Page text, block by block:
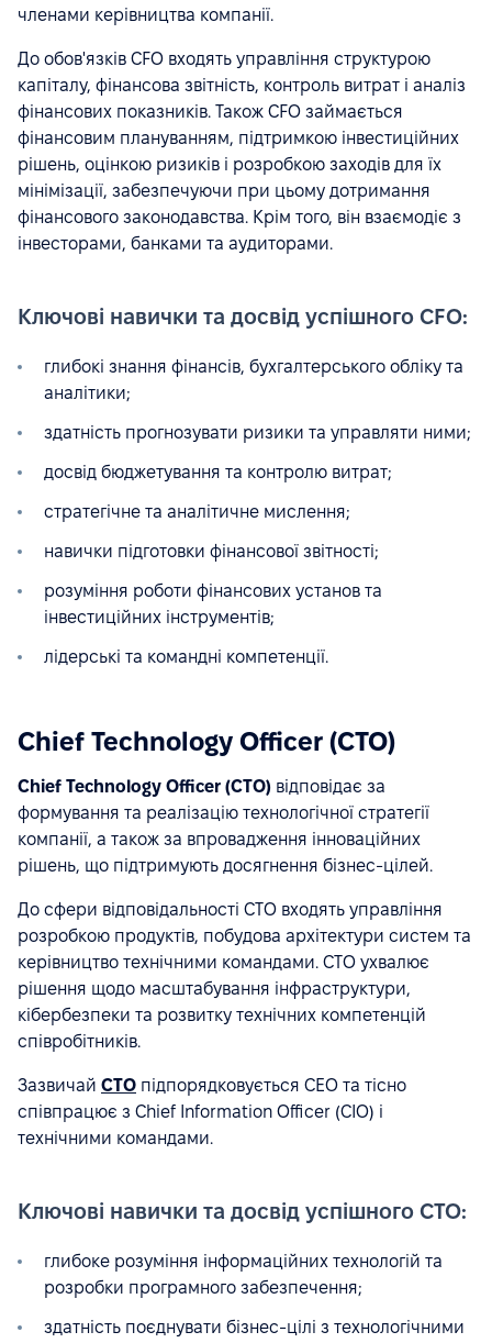
членами керівництва компанії.
До обов'язків CFO входять управління структурою
капіталу, фінансова звітність, контроль витрат і аналіз
фінансових показників. Також CFO займається
фінансовим плануванням, підтримкою інвестиційних
рішень, оцінкою ризиків і розробкою заходів для їх
мінімізації, забезпечуючи при цьому дотримання
фінансового законодавства. Крім того, він взаємодіє з
інвесторами, банками та аудиторами.
Ключові навички та досвід успішного CFO:
глибокі знання фінансів, бухгалтерського обліку та
аналітики;
здатність прогнозувати ризики та управляти ними;
досвід бюджетування та контролю витрат;
стратегічне та аналітичне мислення;
навички підготовки фінансової звітності;
розуміння роботи фінансових установ та
інвестиційних інструментів;
лідерські та командні компетенції.
Chief Technology Officer (CTO)
Chief Technology Officer (CTO) відповідає за
формування та реалізацію технологічної стратегії
компанії, а також за впровадження інноваційних
рішень, що підтримують досягнення бізнес-цілей.
До сфери відповідальності CTO входять управління
розробкою продуктів, побудова архітектури систем та
керівництво технічними командами. CTO ухвалює
рішення щодо масштабування інфраструктури,
кібербезпеки та розвитку технічних компетенцій
співробітників.
Зазвичай CTO підпорядковується CEO та тісно
співпрацює з Chief Information Officer (CIO) і
технічними командами.
Ключові навички та досвід успішного CTO:
глибоке розуміння інформаційних технологій та
розробки програмного забезпечення;
здатність поєднувати бізнес-цілі з технологічними